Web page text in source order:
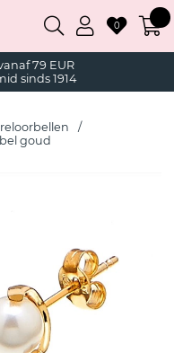
79 EUR
sinds 1914
0
goud